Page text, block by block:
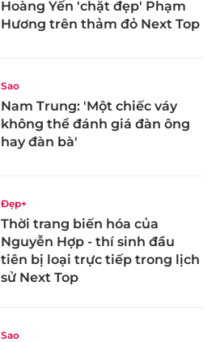
Hoàng Yến 'chặt đẹp' Phạm
Hương trên thảm đỏ Next Top
Sao
Nam Trung: 'Một chiếc váy
không thể đánh giá đàn ông
hay đàn bà'
Đẹp+
Thời trang biến hóa của
Nguyễn Hợp - thí sinh đầu
tiên bị loại trực tiếp trong lịch
sử Next Top
Sao